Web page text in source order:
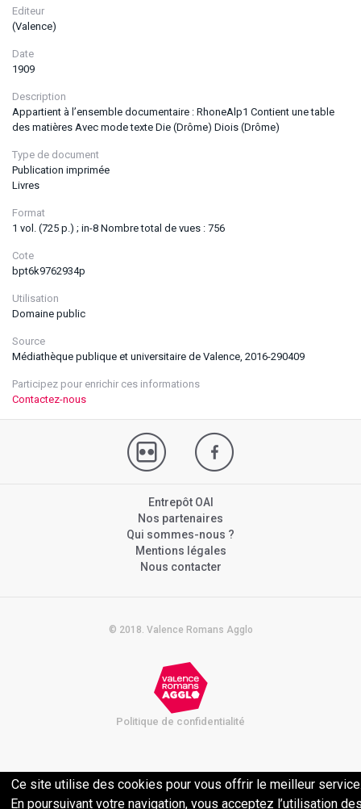
Editeur
(Valence)
Date
1909
Description
Appartient à l’ensemble documentaire : RhoneAlp1 Contient une table
des matières Avec mode texte Die (Drôme) Diois (Drôme)
Type de document
Publication imprimée
Livres
Format
1 vol. (725 p.) ; in-8 Nombre total de vues : 756
Cote
bpt6k9762934p
Utilisation
Domaine public
Source
Médiathèque publique et universitaire de Valence, 2016-290409
Participez pour enrichir ces informations
Contactez-nous
Entrepôt OAI
Nos partenaires
Qui sommes-nous ?
Mentions légales
Nous contacter
© 2018. Valence Romans Agglo
Politique de confidentialité
Ce site utilise des cookies pour vous offrir le meilleur
En poursuivant votre navigation, vous acceptez l’utilisation